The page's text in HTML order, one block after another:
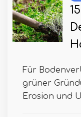
Für
grüner
Erosion und